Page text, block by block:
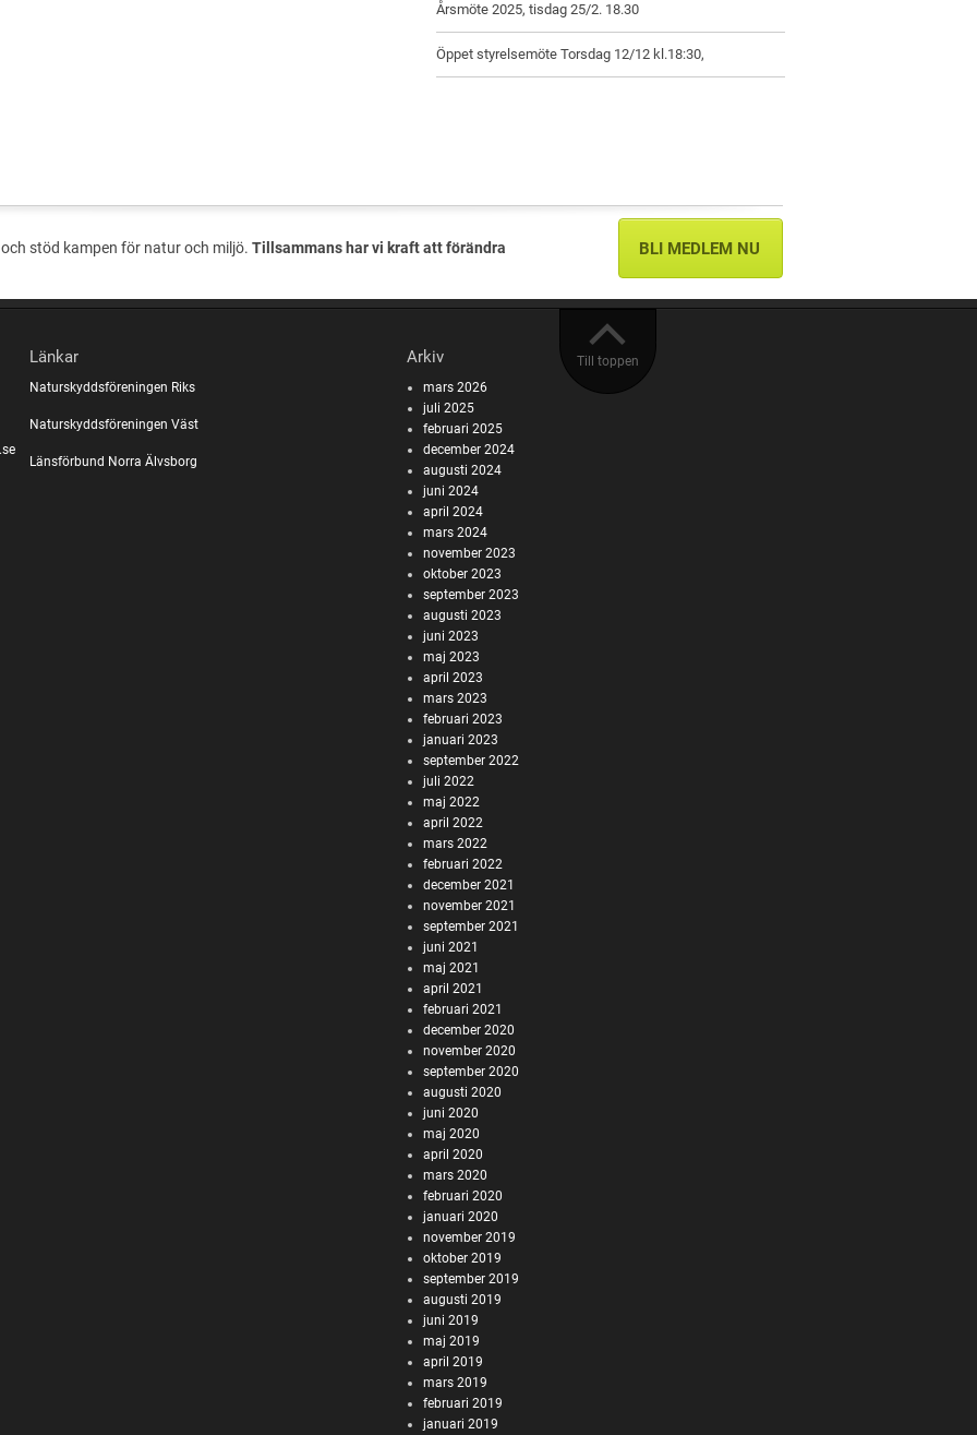
Årsmöte 2025, tisdag 25/2. 18.30
Öppet styrelsemöte Torsdag 12/12 kl.18:30,
stöd kampen för natur och miljö. Tillsammans har vi kraft att förändra BLI MEDLEM NU
Till toppen
Länkar
Naturskyddsföreningen Riks
Naturskyddsföreningen Väst
Länsförbund Norra Älvsborg
Arkiv
mars 2026
juli 2025
februari 2025
december 2024
augusti 2024
juni 2024
april 2024
mars 2024
november 2023
oktober 2023
september 2023
augusti 2023
juni 2023
maj 2023
april 2023
mars 2023
februari 2023
januari 2023
september 2022
juli 2022
maj 2022
april 2022
mars 2022
februari 2022
december 2021
november 2021
september 2021
juni 2021
maj 2021
april 2021
februari 2021
december 2020
november 2020
september 2020
augusti 2020
juni 2020
maj 2020
april 2020
mars 2020
februari 2020
januari 2020
november 2019
oktober 2019
september 2019
augusti 2019
juni 2019
maj 2019
april 2019
mars 2019
februari 2019
januari 2019